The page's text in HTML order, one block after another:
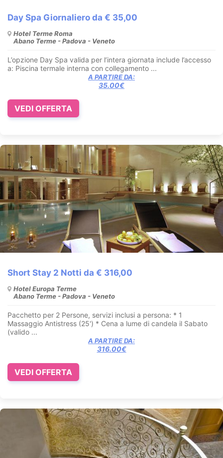
Day Spa Giornaliero da € 35,00
Hotel Terme Roma
Abano Terme - Padova - Veneto
L’opzione Day Spa valida per l’intera giornata include l’accesso
a: Piscina termale interna con collegamento ...
A PARTIRE DA:
35.00€
VEDI OFFERTA
Short Stay 2 Notti da € 316,00
Hotel Europa Terme
Abano Terme - Padova - Veneto
Pacchetto per 2 Persone, servizi inclusi a persona: * 1
Massaggio Antistress (25') * Cena a lume di candela il Sabato
(valido ...
A PARTIRE DA:
316.00€
VEDI OFFERTA